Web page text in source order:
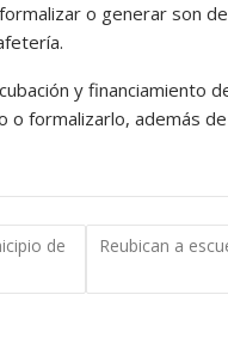
o generar son
y financiamiento
formalizarlo, además
de
Reubican a